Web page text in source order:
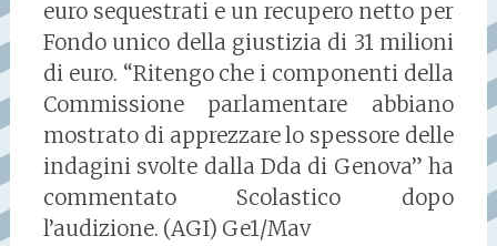
euro sequestrati e un recupero netto per
Fondo unico della giustizia di 31 milioni
di euro. “Ritengo che i componenti della
Commissione parlamentare abbiano
mostrato di apprezzare lo spessore delle
indagini svolte dalla Dda di Genova” ha
commentato Scolastico dopo
l’audizione. (AGI) Ge1/Mav